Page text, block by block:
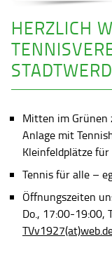
HERZLICH
Mitten im Grünen
Anlage mit
Kleinfeldplätze
Tennis für alle –
Öffnungszeiten
Do., 17:00-19:00,